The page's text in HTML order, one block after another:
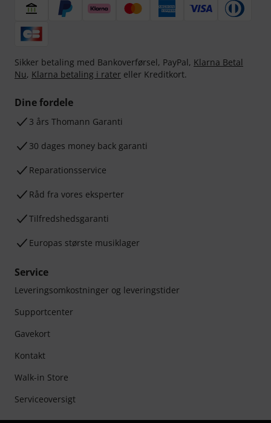
Sikker betaling med Bankoverførsel, PayPal, Klarna Betal
Nu, Klarna betaling i rater eller Kreditkort.
Dine fordele
3 års Thomann Garanti
30 dages money back garanti
Reparationsservice
Råd fra vores eksperter
Tilfredshedsgaranti
Europas største musiklager
Service
Leveringsomkostninger og leveringstider
Supportcenter
Gavekort
Kontakt
Walk-in Store
Serviceoversigt